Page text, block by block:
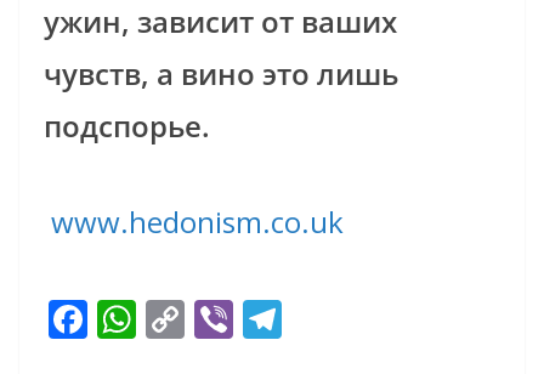
ужин, зависит от ваших
чувств, а вино это лишь
подспорье.
www.hedonism.co.uk
F W C Vi